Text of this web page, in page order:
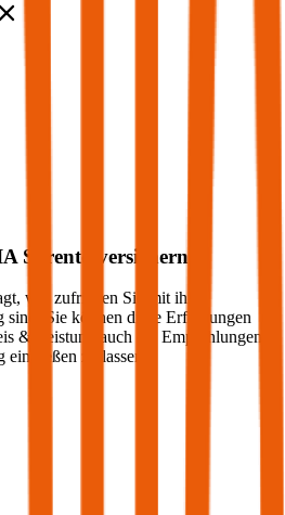
Sorento versichern?
wie zufrieden Sie mit ihrer
sind. Sie können diese Erfahrungen
& Leistung auch die Empfehlungen
einfließen zu lassen: